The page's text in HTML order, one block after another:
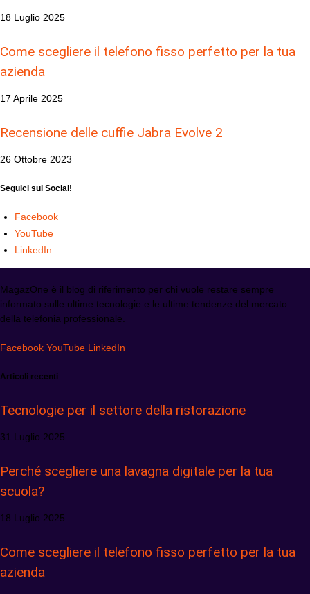
18 Luglio 2025
Come scegliere il telefono fisso perfetto per la tua
azienda
17 Aprile 2025
Recensione delle cuffie Jabra Evolve 2
26 Ottobre 2023
Seguici sui Social!
Facebook
YouTube
LinkedIn
MagazOne è il blog di riferimento per chi vuole restare sempre
informato sulle ultime tecnologie e le ultime tendenze del mercato
della telefonia professionale.
Facebook YouTube LinkedIn
Articoli recenti
Tecnologie per il settore della ristorazione
31 Luglio 2025
Perché scegliere una lavagna digitale per la tua
scuola?
18 Luglio 2025
Come scegliere il telefono fisso perfetto per la tua
azienda